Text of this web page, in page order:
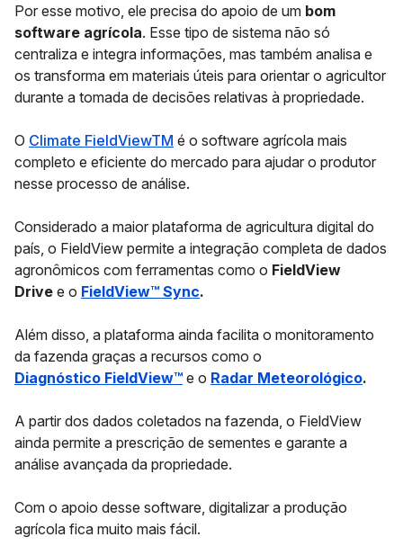
Por esse motivo, ele precisa do apoio de um bom
software agrícola. Esse tipo de sistema não só
centraliza e integra informações, mas também analisa e
os transforma em materiais úteis para orientar o agricultor
durante a tomada de decisões relativas à propriedade.
O Climate FieldViewTM é o software agrícola mais
completo e eficiente do mercado para ajudar o produtor
nesse processo de análise.
Considerado a maior plataforma de agricultura digital do
país, o FieldView permite a integração completa de dados
agronômicos com ferramentas como o FieldView
Drive e o FieldView™ Sync.
Além disso, a plataforma ainda facilita o monitoramento
da fazenda graças a recursos como o
Diagnóstico FieldView™ e o Radar Meteorológico.
A partir dos dados coletados na fazenda, o FieldView
ainda permite a prescrição de sementes e garante a
análise avançada da propriedade.
Com o apoio desse software, digitalizar a produção
agrícola fica muito mais fácil.